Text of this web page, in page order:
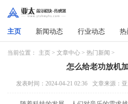
主页 新闻动态 行业动态 热
当前位置： 主页 > 文章中心 > 热门新闻 >
怎么给老功放机
发表时间：2024-04-21 02:36 文章来源：